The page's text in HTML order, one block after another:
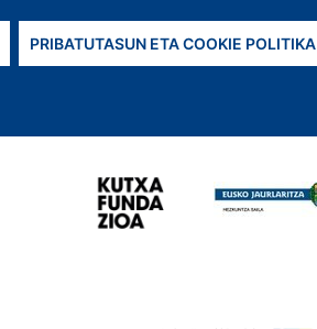
PRIBATUTASUN ETA COOKIE POLITIKA